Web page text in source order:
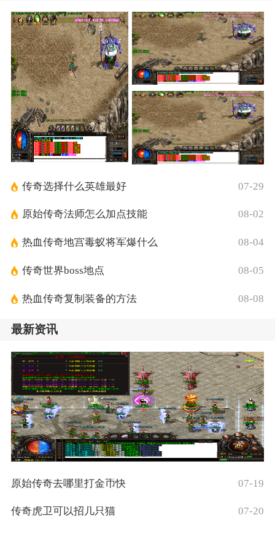
传奇选择什么英雄最好 07-29
原始传奇法师怎么加点技能 08-02
热血传奇地宫毒蚁将军爆什么 08-04
传奇世界boss地点 08-05
热血传奇复制装备的方法 08-08
最新资讯
原始传奇去哪里打金币快 07-19
传奇虎卫可以招几只猫 07-20